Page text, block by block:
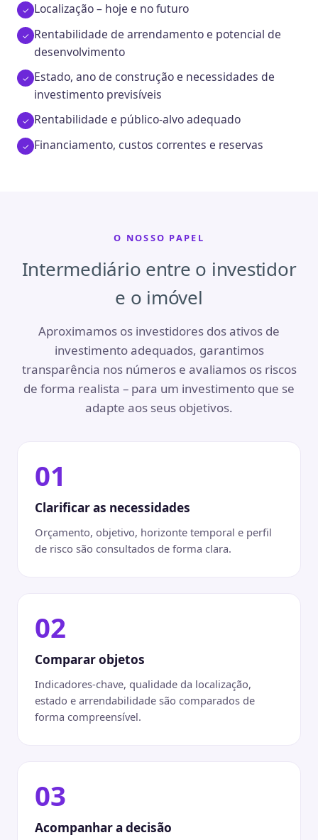
Localização – hoje e no futuro
Rentabilidade de arrendamento e potencial de
desenvolvimento
Estado, ano de construção e necessidades de
investimento previsíveis
Rentabilidade e público-alvo adequado
Financiamento, custos correntes e reservas
O NOSSO PAPEL
Intermediário entre o investidor
e o imóvel
Aproximamos os investidores dos ativos de
investimento adequados, garantimos
transparência nos números e avaliamos os riscos
de forma realista – para um investimento que se
adapte aos seus objetivos.
01
Clarificar as necessidades
Orçamento, objetivo, horizonte temporal e perfil
de risco são consultados de forma clara.
02
Comparar objetos
Indicadores-chave, qualidade da localização,
estado e arrendabilidade são comparados de
forma compreensível.
03
Acompanhar a decisão